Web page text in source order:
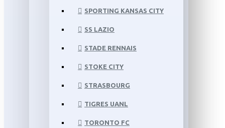
SPORTING KANSAS CITY
SS LAZIO
STADE RENNAIS
STOKE CITY
STRASBOURG
TIGRES UANL
TORONTO FC